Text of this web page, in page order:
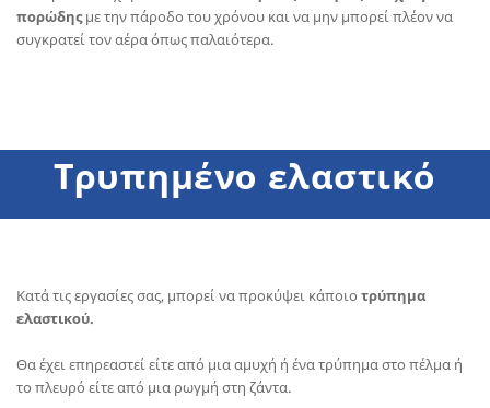
πορώδηςμε την πάροδο του χρόνου και να μην μπορεί πλέον να
συγκρατεί τον αέρα όπως παλαιότερα.
Τρυπημένο ελαστικό
Κατά τις εργασίες σας, μπορεί να προκύψει κάποιο τρύπημα
ελαστικού.
Θα έχει επηρεαστεί είτε από μια αμυχή ή ένα τρύπημα στο πέλμα ή
το πλευρό είτε από μια ρωγμή στη ζάντα.